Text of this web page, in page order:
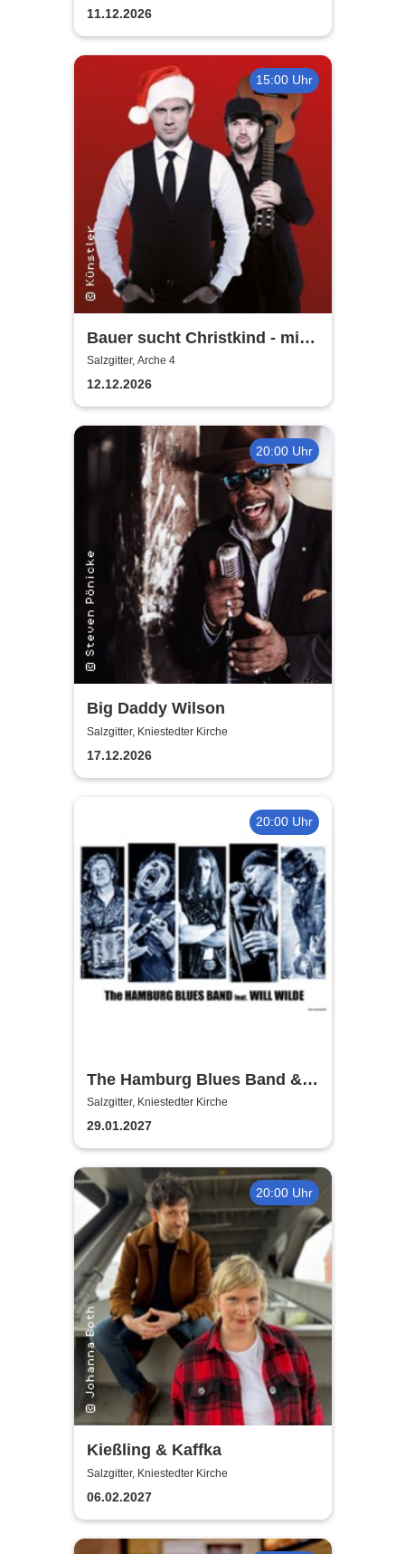
11.12.2026
15:00 Uhr
Bauer sucht Christkind - mit
Ralf Bauer & Pat Fritz
Salzgitter, Arche 4
12.12.2026
20:00 Uhr
Big Daddy Wilson
Salzgitter, Kniestedter Kirche
17.12.2026
20:00 Uhr
The Hamburg Blues Band &
Friends
Salzgitter, Kniestedter Kirche
29.01.2027
20:00 Uhr
Kießling & Kaffka
Salzgitter, Kniestedter Kirche
06.02.2027